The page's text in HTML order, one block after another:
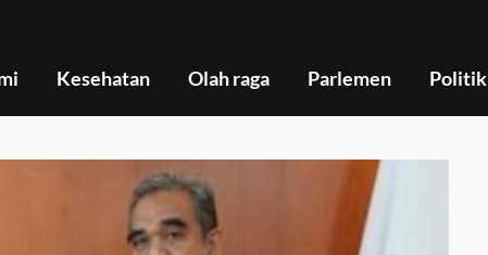
Kesehatan Olah raga Parlemen Politik